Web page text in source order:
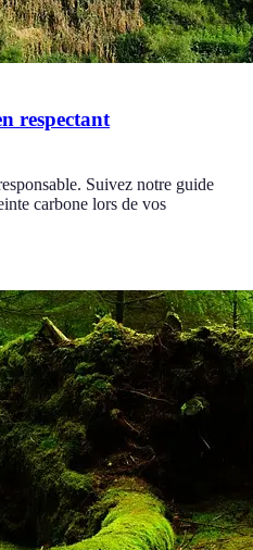
respectant
Suivez notre guide
carbone lors de vos